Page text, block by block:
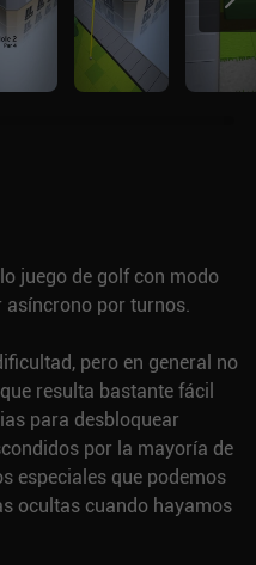
juego de golf con modo
por turnos.
pero en general no
resulta bastante fácil
para desbloquear
por la mayoría de
especiales que podemos
ocultas cuando hayamos